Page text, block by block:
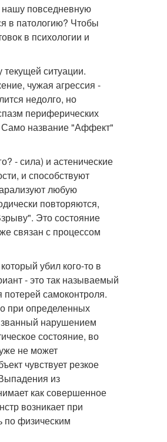
нашу повседневную
в патологию? Чтобы
в психологии и
ситуации.
чужая агрессия -
недолго, но
периферических
Само название "Аффект"
- сила) и астенические
и способствуют
любую
повторяются,
Это состояние
связан с процессом
убил кого-то в
- это так называемый
самоконтроля.
при определенных
нарушением
состояние, во
не может
чувствует резкое
из
как совершенное
возникает при
по физическим